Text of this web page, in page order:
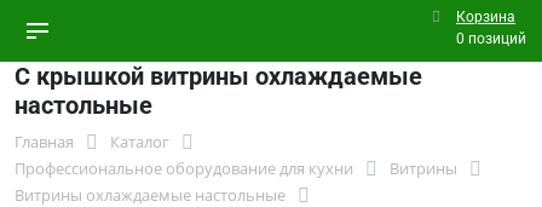
Корзина
0 позиций
С крышкой витрины охлаждаемые
настольные
Главная
Каталог
Профессиональное оборудование для кухни
Витрины
Витрины охлаждаемые настольные